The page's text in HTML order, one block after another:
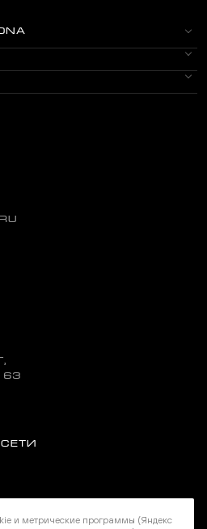
63
и метрические программы (Яндекс